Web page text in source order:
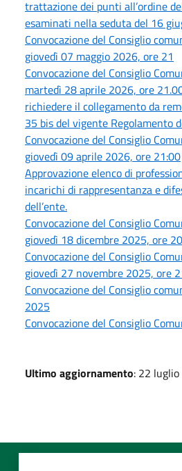
trattazione dei punti all’ordine
esaminati nella seduta del 16
Convocazione del Consiglio
giovedì 07 maggio 2026, ore 21
Convocazione del Consiglio
martedì 28 aprile 2026, ore
richiedere il collegamento da
35 bis del vigente Regolamento
Convocazione del Consiglio
giovedì 09 aprile 2026, ore 21:00
Approvazione elenco di
incarichi di rappresentanza e
dell’ente.
Convocazione del Consiglio
giovedì 18 dicembre 2025, ore
Convocazione del Consiglio
giovedì 27 novembre 2025, ore
Convocazione del Consiglio
2025
Convocazione del Consiglio
Ultimo aggiornamento: 22